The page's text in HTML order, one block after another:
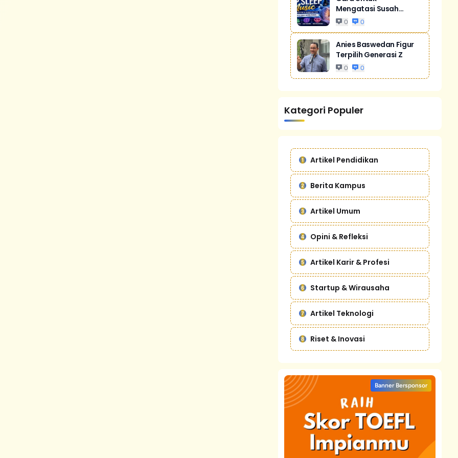
Mengatasi Susah
Tidur Akibat Stres
0 0
Anies Baswedan Figur
Terpilih Generasi Z
0 0
Kategori Populer
Artikel Pendidikan
Berita Kampus
Artikel Umum
Opini & Refleksi
Artikel Karir & Profesi
Startup & Wirausaha
Artikel Teknologi
Riset & Inovasi
Banner Bersponsor